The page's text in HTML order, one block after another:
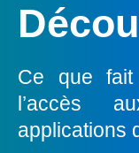
Utiliser
Surveiller
Ce que fait
l’accès
applications